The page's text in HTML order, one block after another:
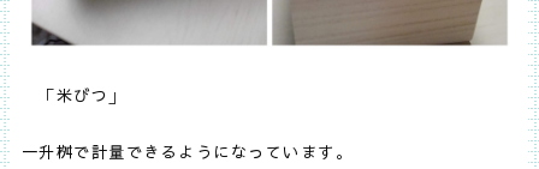
「米びつ」
一升桝で計量できるようになっています。